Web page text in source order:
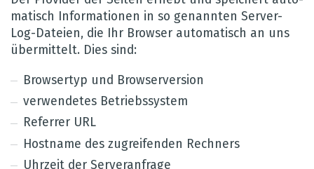
ma­tisch Infor­ma­tio­nen in so genann­ten Ser­ver-
Log-Dateien, die Ihr Brow­ser auto­ma­tisch an uns
über­mit­telt. Dies sind:
Brow­ser­typ und Brow­ser­ver­sion
ver­wen­de­tes Betriebs­sys­tem
Refer­rer URL
Host­name des zugrei­fen­den Rech­ners
Uhr­zeit der Ser­ver­an­frage